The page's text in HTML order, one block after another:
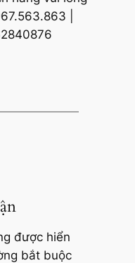
|
được hiển
bắt buộc